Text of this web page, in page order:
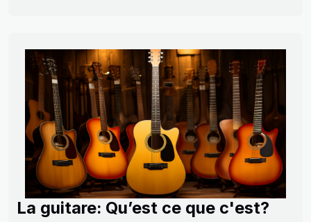
La guitare: Qu’est ce que c'est?